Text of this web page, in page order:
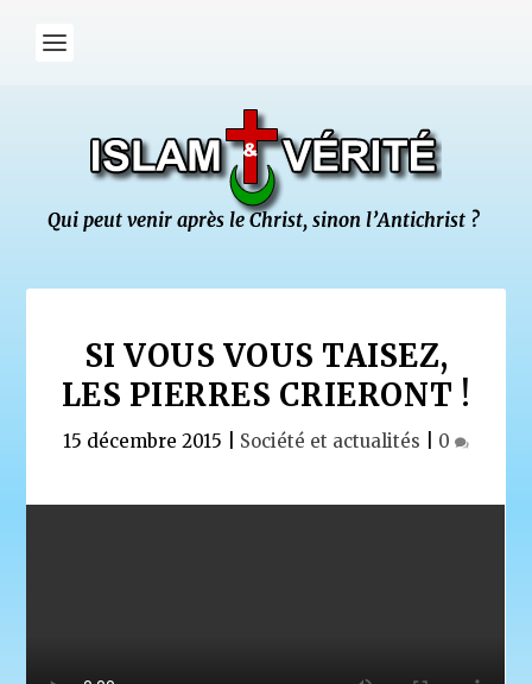
SI VOUS VOUS TAISEZ,
LES PIERRES CRIERONT !
15 décembre 2015 Société et actualités 0